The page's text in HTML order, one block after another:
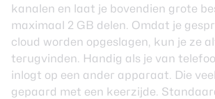
kanalen en laat je bovendien grote
maximaal 2 GB delen. Omdat je
cloud worden opgeslagen, kun je ze
terugvinden. Handig als je van
inlogt op een ander apparaat. Die
gepaard met een keerzijde.